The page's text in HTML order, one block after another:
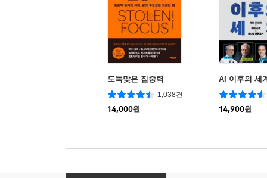
도둑맞은 집중력
1,038건
14,000원
AI 이후의 세
14,900원